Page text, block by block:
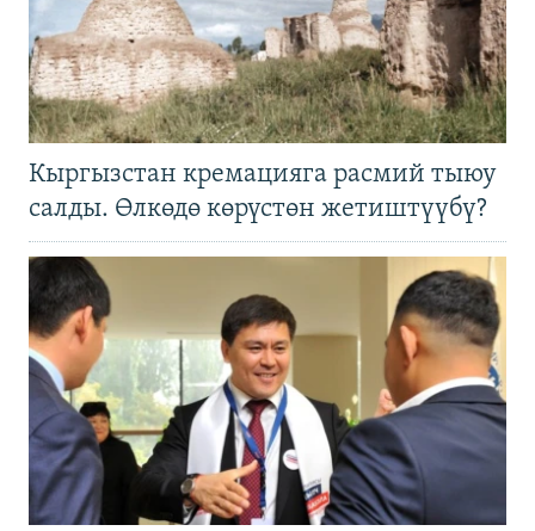
Кыргызстан кремацияга расмий тыюу
салды. Өлкөдө көрүстөн жетиштүүбү?